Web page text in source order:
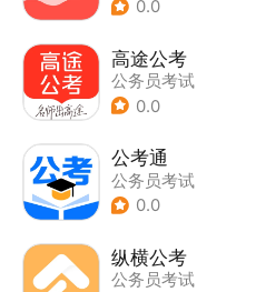
0.0
高途公考
公务员考试
0.0
公考通
公务员考试
0.0
纵横公考
公务员考试